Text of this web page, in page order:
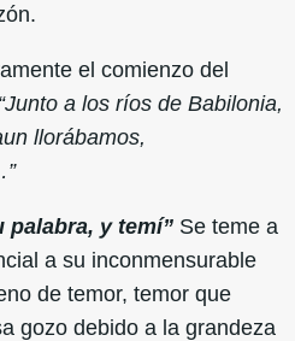
el comienzo del
“Junto a los ríos de Babilonia,
llorábamos,
palabra, y temí” Se teme a
a su inconmensurable
de temor, temor que
gozo debido a la grandeza